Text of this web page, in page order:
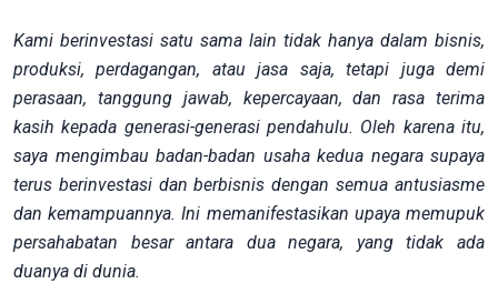
Kami berinvestasi satu sama lain tidak hanya dalam bisnis,
produksi, perdagangan, atau jasa saja, tetapi juga demi
perasaan, tanggung jawab, kepercayaan, dan rasa terima
kasih kepada generasi-generasi pendahulu. Oleh karena itu,
saya mengimbau badan-badan usaha kedua negara supaya
terus berinvestasi dan berbisnis dengan semua antusiasme
dan kemampuannya. Ini memanifestasikan upaya memupuk
persahabatan besar antara dua negara, yang tidak ada
duanya di dunia.